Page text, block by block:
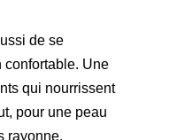
de se
confortable. Une
qui nourrissent
pour une peau
rayonne.